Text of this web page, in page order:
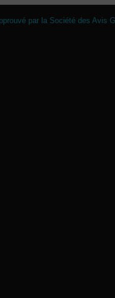
par la Société des Avis